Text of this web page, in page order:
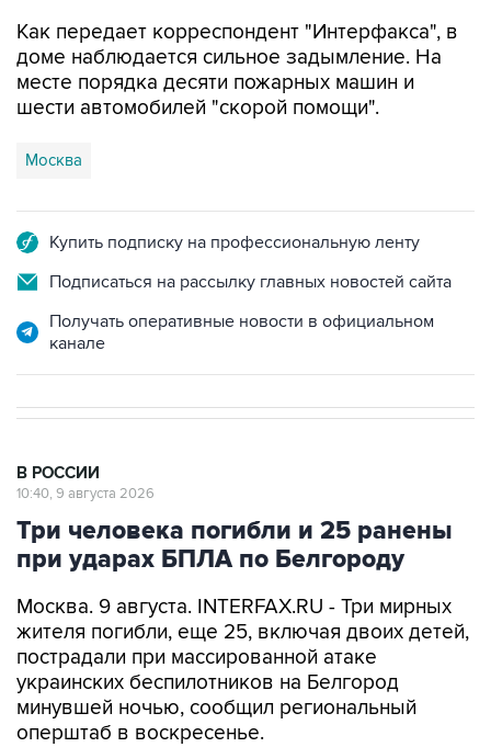
Как передает корреспондент "Интерфакса", в
доме наблюдается сильное задымление. На
месте порядка десяти пожарных машин и
шести автомобилей "скорой помощи".
Москва
Купить подписку на профессиональную ленту
Подписаться на рассылку главных новостей сайта
Получать оперативные новости в официальном
канале
В РОССИИ
10:40, 9 августа 2026
Три человека погибли и 25 ранены
при ударах БПЛА по Белгороду
Москва. 9 августа. INTERFAX.RU - Три мирных
жителя погибли, еще 25, включая двоих детей,
пострадали при массированной атаке
украинских беспилотников на Белгород
минувшей ночью, сообщил региональный
оперштаб в воскресенье.